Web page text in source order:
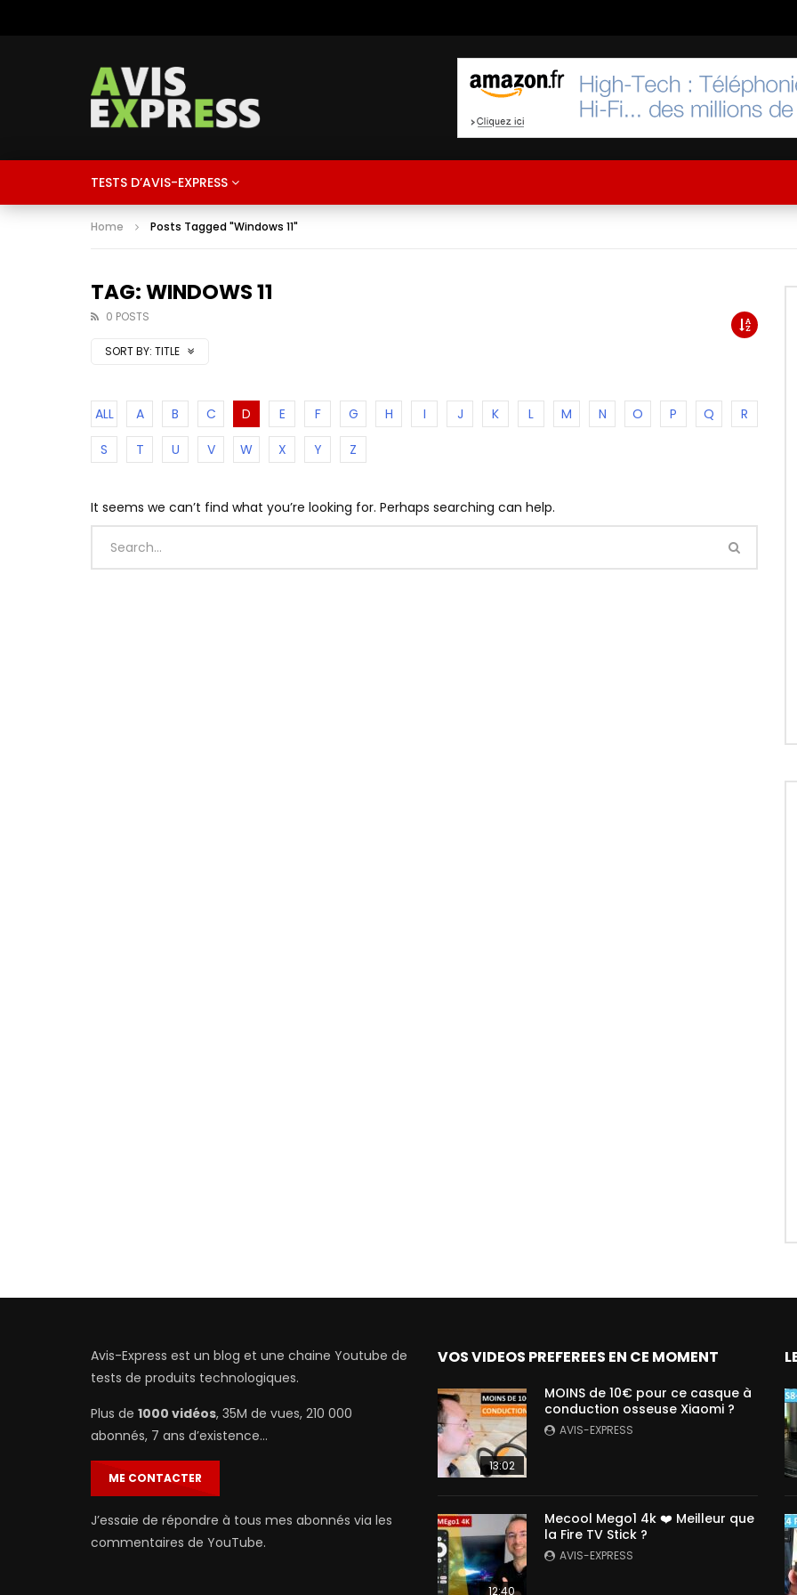
TESTS D’AVIS-EXPRESS
Home Posts Tagged "Windows 11"
TAG: WINDOWS 11
0 POSTS
SORT BY: TITLE
ALL A B C D E F G H I J K L M N O P Q
R
S
T U V W X Y Z
It seems we can’t find what you’re looking for. Perhaps searching can help.
Avis-Express est un blog et une chaine Youtube de
tests de produits technologiques.
Plus de 1000 vidéos, 35M de vues, 210 000
abonnés, 7 ans d’existence…
ME CONTACTER
J’essaie de répondre à tous mes abonnés via les
commentaires de YouTube.
VOS VIDEOS PREFEREES EN CE MOMENT
13:02
MOINS de 10€ pour ce casque à
conduction osseuse Xiaomi ?
AVIS-EXPRESS
12:40
Mecool Mego1 4k ❤️ Meilleur que
la Fire TV Stick ?
AVIS-EXPRESS